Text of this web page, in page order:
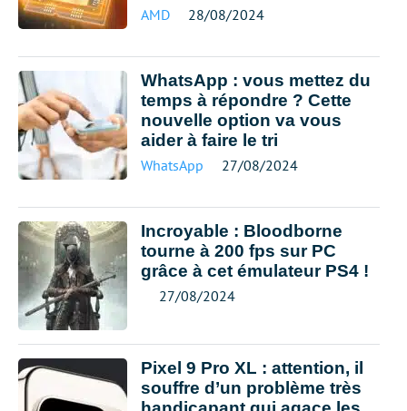
AMD 28/08/2024
WhatsApp : vous mettez du
temps à répondre ? Cette
nouvelle option va vous
aider à faire le tri
WhatsApp 27/08/2024
Incroyable : Bloodborne
tourne à 200 fps sur PC
grâce à cet émulateur PS4 !
27/08/2024
Pixel 9 Pro XL : attention, il
souffre d’un problème très